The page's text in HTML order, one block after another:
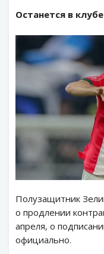
Останется в
Полузащитник
о продлении
апреля, о
официально.